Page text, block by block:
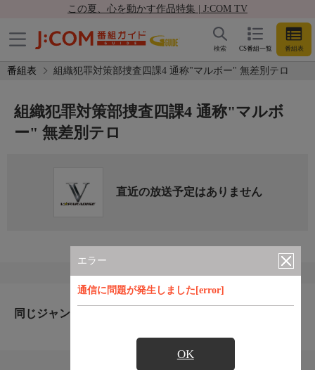
この夏、心を動かす作品特集 | J:COM TV
CS番組一覧 番組表
検索
番組表 組織犯罪対策部捜査四課4 通称"マルボー" 無差別テロ
エラー
通信に問題が発生しました[error]
OK
組織犯罪対策部捜査四課4 通称"マルボ
ー" 無差別テロ
直近の放送予定はありません
同じジャンルのおすすめ番組